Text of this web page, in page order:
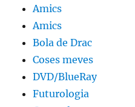
Amics
Amics
Bola de Drac
Coses meves
DVD/BlueRay
Futurologia